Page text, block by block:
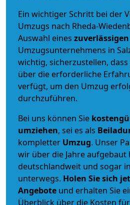
Ein wichtiger Schritt bei der
Umzugs nach Rheda-
Auswahl eines zuverlässigen
Umzugsunternehmens in
wichtig, sicherzustellen,
über die erforderliche
verfügt, um den Umzug
durchzuführen.
Bei uns können Sie
umziehen, sei es als
kompletter Umzug. Unser
wir über die Jahre aufgebaut
deutschlandweit und sogar
unterwegs. Holen Sie sich
Angebote und erhalten Sie
Überblick über die Kosten